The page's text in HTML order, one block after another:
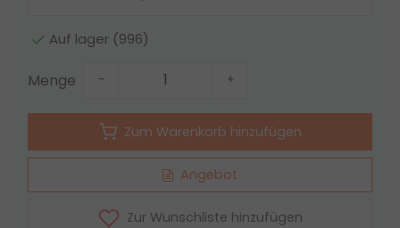
Auf lager (996)
Menge - +
Zum Warenkorb hinzufügen
Angebot
Zur Wunschliste hinzufügen